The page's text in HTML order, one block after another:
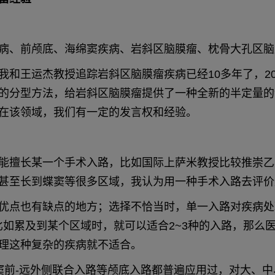
、前颅底、海绵窦疾病、岩斜区脑膜瘤、枕骨大孔区
和王运杰教授追踪岩斜区脑膜瘤疾病已经10多年了，
分型方法，给岩斜区脑膜瘤提供了一种全新的半定量
领域，我们有一定的发言权和经验。
擅长某一个手术入路，比如国际上萨米教授比较推崇
至长到蝶窦等很多区域，我认为用一种手术入路去评
点也有缺点的地方；选择不恰当时，单一入路对疾病
累及到某个区域时，就可以适合2~3种的入路，那么
这种复杂的疾病就不适合。
-远外侧联合入路等颅底入路都普遍应用过，对大、